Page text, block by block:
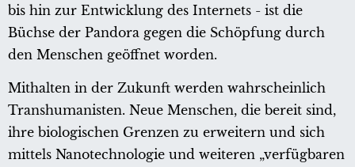
bis hin zur Entwicklung des Internets - ist die
Büchse der Pandora gegen die Schöpfung durch
den Menschen geöffnet worden.
Mithalten in der Zukunft werden wahrscheinlich
Transhumanisten. Neue Menschen, die bereit sind,
ihre biologischen Grenzen zu erweitern und sich
mittels Nanotechnologie und weiteren „verfügbaren